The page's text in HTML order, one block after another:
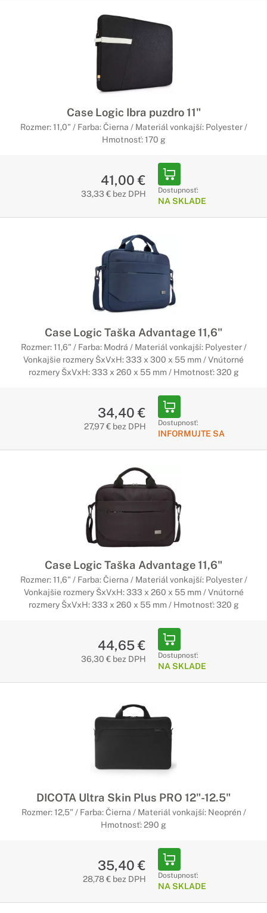
Case Logic Ibra puzdro 11"
Rozmer: 11,0" / Farba: Čierna / Materiál vonkajší: Polyester /
Hmotnosť: 170 g
41,00 €
33,33 € bez DPH Dostupnosť:
NA SKLADE
Case Logic Taška Advantage 11,6"
Rozmer: 11,6" / Farba: Modrá / Materiál vonkajší: Polyester /
Vonkajšie rozmery ŠxVxH: 333 x 300 x 55 mm / Vnútorné
rozmery ŠxVxH: 333 x 260 x 55 mm / Hmotnosť: 320 g
34,40 €
27,97 € bez DPH Dostupnosť:
INFORMUJTE SA
Case Logic Taška Advantage 11,6"
Rozmer: 11,6" / Farba: Čierna / Materiál vonkajší: Polyester /
Vonkajšie rozmery ŠxVxH: 333 x 260 x 55 mm / Vnútorné
rozmery ŠxVxH: 333 x 260 x 55 mm / Hmotnosť: 320 g
44,65 €
36,30 € bez DPH Dostupnosť:
NA SKLADE
DICOTA Ultra Skin Plus PRO 12"-12.5"
Rozmer: 12,5" / Farba: Čierna / Materiál vonkajší: Neoprén /
Hmotnosť: 290 g
35,40 €
28,78 € bez DPH Dostupnosť:
NA SKLADE